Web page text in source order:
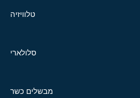
טלוויזיה
סלולארי
מבשלים כשר